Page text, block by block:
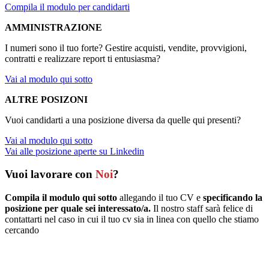
Compila il modulo per candidarti
AMMINISTRAZIONE
I numeri sono il tuo forte? Gestire acquisti, vendite, provvigioni,
contratti e realizzare report ti entusiasma?
Vai al modulo qui sotto
ALTRE POSIZONI
Vuoi candidarti a una posizione diversa da quelle qui presenti?
Vai al modulo qui sotto
Vai alle posizione aperte su Linkedin
Vuoi lavorare con Noi?
Compila il modulo qui sotto allegando il tuo CV e specificando la
posizione per quale sei interessato/a. Il nostro staff sarà felice di
contattarti nel caso in cui il tuo cv sia in linea con quello che stiamo
cercando